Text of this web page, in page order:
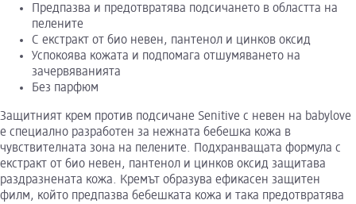
Предпазва и предотвратява подсичането в областта на
пелените
С екстракт от био невен, пантенол и цинков оксид
Успокоява кожата и подпомага отшумяването на
зачервяванията
Без парфюм
Защитният крем против подсичане Senitive с невен на babylove
е специално разработен за нежната бебешка кожа в
чувствителната зона на пелените. Подхранващата формула с
екстракт от био невен, пантенол и цинков оксид защитава
раздразнената кожа. Кремът образува ефикасен защитен
филм, който предпазва бебешката кожа и така предотвратява